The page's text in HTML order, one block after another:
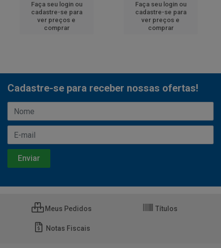
Faça seu login ou
cadastre-se para
ver preços e
comprar
Faça seu login ou
cadastre-se para
ver preços e
comprar
Cadastre-se para receber nossas ofertas!
Meus Pedidos Títulos
Notas Fiscais